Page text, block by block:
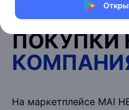
ПОКУПКИ
На маркетплейсе MAI